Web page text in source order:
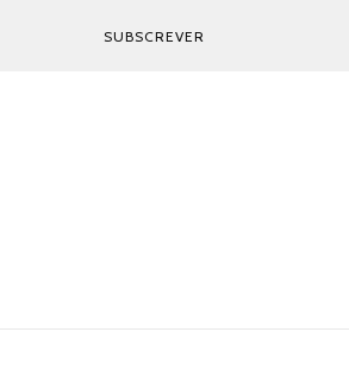
SUBSCREVER